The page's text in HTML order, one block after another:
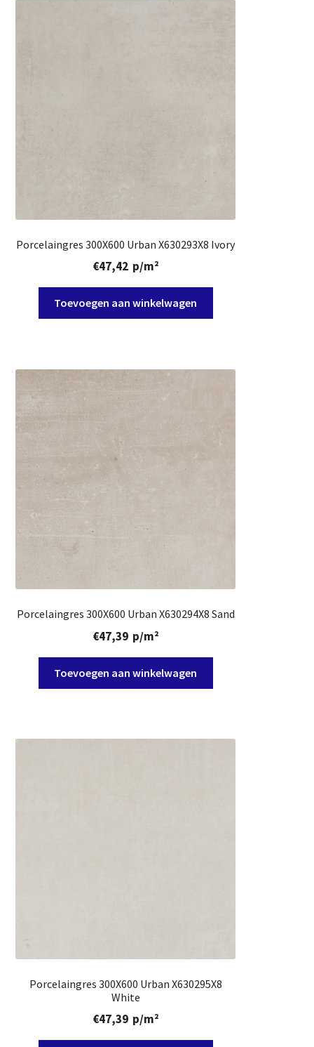
Porcelaingres 300X600 Urban X630293X8 Ivory
€47,42 p/m²
Toevoegen aan winkelwagen
Porcelaingres 300X600 Urban X630294X8 Sand
€47,39 p/m²
Toevoegen aan winkelwagen
Porcelaingres 300X600 Urban X630295X8
White
€47,39 p/m²